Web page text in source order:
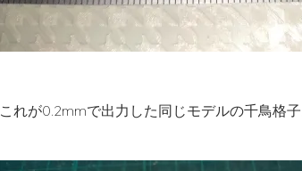
これが0.2mmで出力した同じモデルの千鳥格